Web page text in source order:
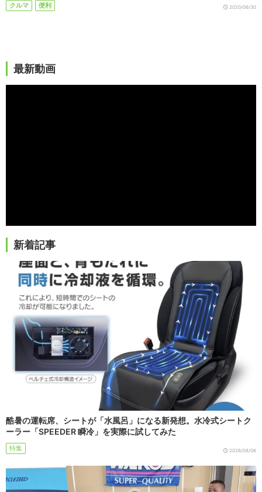
クルマ 便利 2020/06/30
最新動画
新着記事
酷暑の運転席、シートが「水風呂」になる新発想。水冷式シートク
ーラー「SPEEDER 瞬冷」を実際に試してみた
特集 2026/08/06